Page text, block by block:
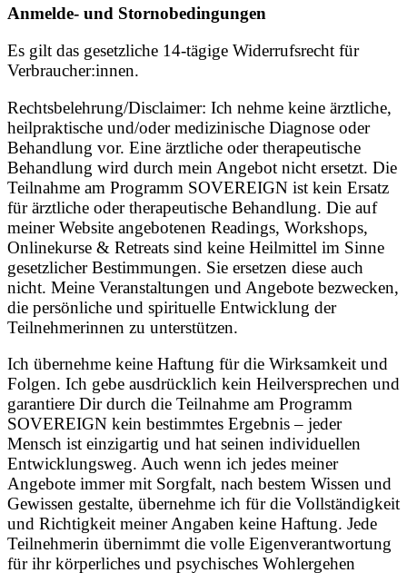
Anmelde- und Stornobedingungen
Es gilt das gesetzliche 14-tägige Widerrufsrecht für
Verbraucher:innen.
Rechtsbelehrung/Disclaimer: Ich nehme keine ärztliche,
heilpraktische und/oder medizinische Diagnose oder
Behandlung vor. Eine ärztliche oder therapeutische
Behandlung wird durch mein Angebot nicht ersetzt. Die
Teilnahme am Programm SOVEREIGN ist kein Ersatz
für ärztliche oder therapeutische Behandlung. Die auf
meiner Website angebotenen Readings, Workshops,
Onlinekurse & Retreats sind keine Heilmittel im Sinne
gesetzlicher Bestimmungen. Sie ersetzen diese auch
nicht. Meine Veranstaltungen und Angebote bezwecken,
die persönliche und spirituelle Entwicklung der
Teilnehmerinnen zu unterstützen.
Ich übernehme keine Haftung für die Wirksamkeit und
Folgen. Ich gebe ausdrücklich kein Heilversprechen und
garantiere Dir durch die Teilnahme am Programm
SOVEREIGN kein bestimmtes Ergebnis – jeder
Mensch ist einzigartig und hat seinen individuellen
Entwicklungsweg. Auch wenn ich jedes meiner
Angebote immer mit Sorgfalt, nach bestem Wissen und
Gewissen gestalte, übernehme ich für die Vollständigkeit
und Richtigkeit meiner Angaben keine Haftung. Jede
Teilnehmerin übernimmt die volle Eigenverantwortung
für ihr körperliches und psychisches Wohlergehen